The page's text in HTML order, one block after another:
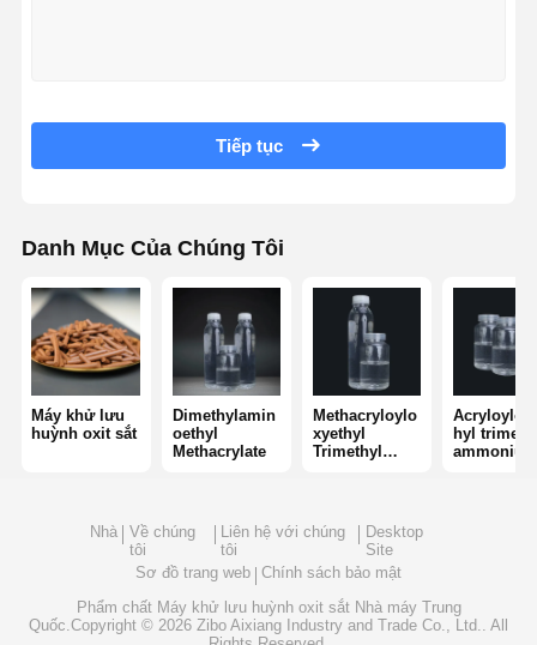
polyacrylamit không ion
Polyacrylamit cation
Chất làm gel để phá vỡ axit hóa
Thuốc trầm tích nhiệt độ cao
Khử lưu huỳnh
Tiếp tục
Danh Mục Của Chúng Tôi
Máy khử lưu
huỳnh oxit sắt
Dimethylamin
oethyl
Methacrylate
Methacryloylo
xyethyl
Trimethyl
hyl
ammonium
Nhà
Về chúng
tôi
Liên hệ với chúng
tôi
Desktop
Site
Sơ đồ trang web
Chính sách bảo mật
Phẩm chất Máy khử lưu huỳnh oxit sắtNhà máy Trung
Quốc.Copyright © 2026 Zibo Aixiang Industry and Trade Co., Ltd.. All